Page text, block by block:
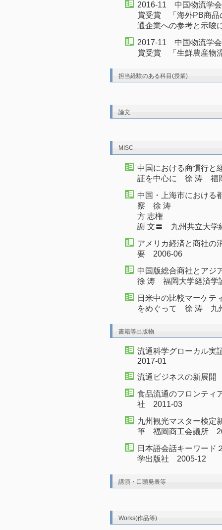
2016-11 中国物流学
賞受賞 「海外PB商品
通企業への参考と示唆
2017-11 中国物流学
賞受賞 「生鮮農産物
担当経験のある科目(授業)
論文
MISC
中国における商慣行と
証を中心に 徐 涛 福
中国・上海市における
察 徐 涛
方 志権
謝 文〓 九州共立大学
アメリカ経済と商社
要 2006-06
中国版総合商社とア
徐 涛 福岡大学経済
日米中の比較マーケテ
をめぐって 徐 涛 九
書籍等出版物
流通科学グローカル
2017-01
流通ビジネスの新展
食品流通のフロンテ
社 2011-03
九州観光マスター検
筆 福岡商工会議所
日本語会話キーワー
学出版社 2005-12
講演・口頭発表等
Works(作品等)